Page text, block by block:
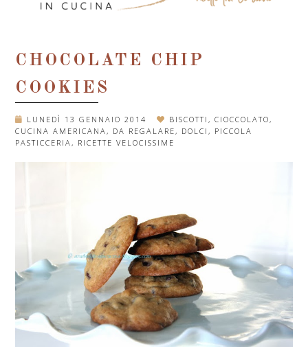
CHOCOLATE CHIP
COOKIES
LUNEDÌ 13 GENNAIO 2014 BISCOTTI, CIOCCOLATO,
CUCINA AMERICANA, DA REGALARE, DOLCI, PICCOLA
PASTICCERIA, RICETTE VELOCISSIME